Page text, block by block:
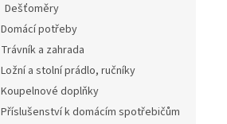
Dešťoměry
Domácí potřeby
Trávník a zahrada
Ložní a stolní prádlo, ručníky
Koupelnové doplňky
Příslušenství k domácím spotřebičům